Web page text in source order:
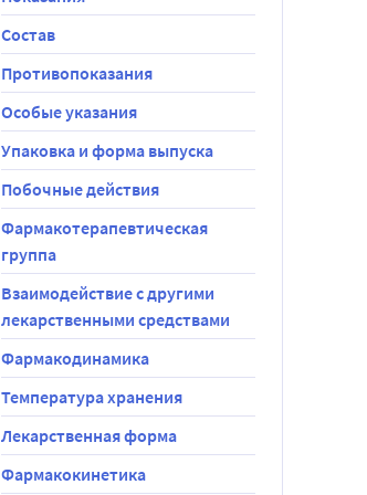
Состав
Противопоказания
Особые указания
Упаковка и форма выпуска
Побочные действия
Фармакотерапевтическая
группа
Взаимодействие с другими
лекарственными средствами
Фармакодинамика
Температура хранения
Лекарственная форма
Фармакокинетика